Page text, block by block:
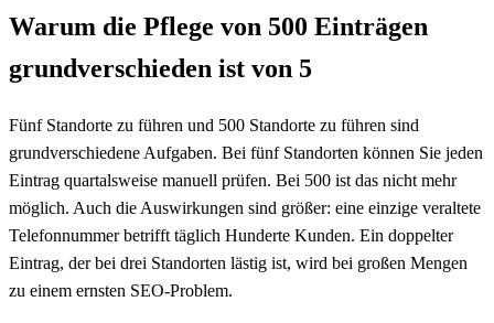
Warum die Pflege von 500 Einträgen
grundverschieden ist von 5
Fünf Standorte zu führen und 500 Standorte zu führen sind
grundverschiedene Aufgaben. Bei fünf Standorten können Sie jeden
Eintrag quartalsweise manuell prüfen. Bei 500 ist das nicht mehr
möglich. Auch die Auswirkungen sind größer: eine einzige veraltete
Telefonnummer betrifft täglich Hunderte Kunden. Ein doppelter
Eintrag, der bei drei Standorten lästig ist, wird bei großen Mengen
zu einem ernsten SEO-Problem.